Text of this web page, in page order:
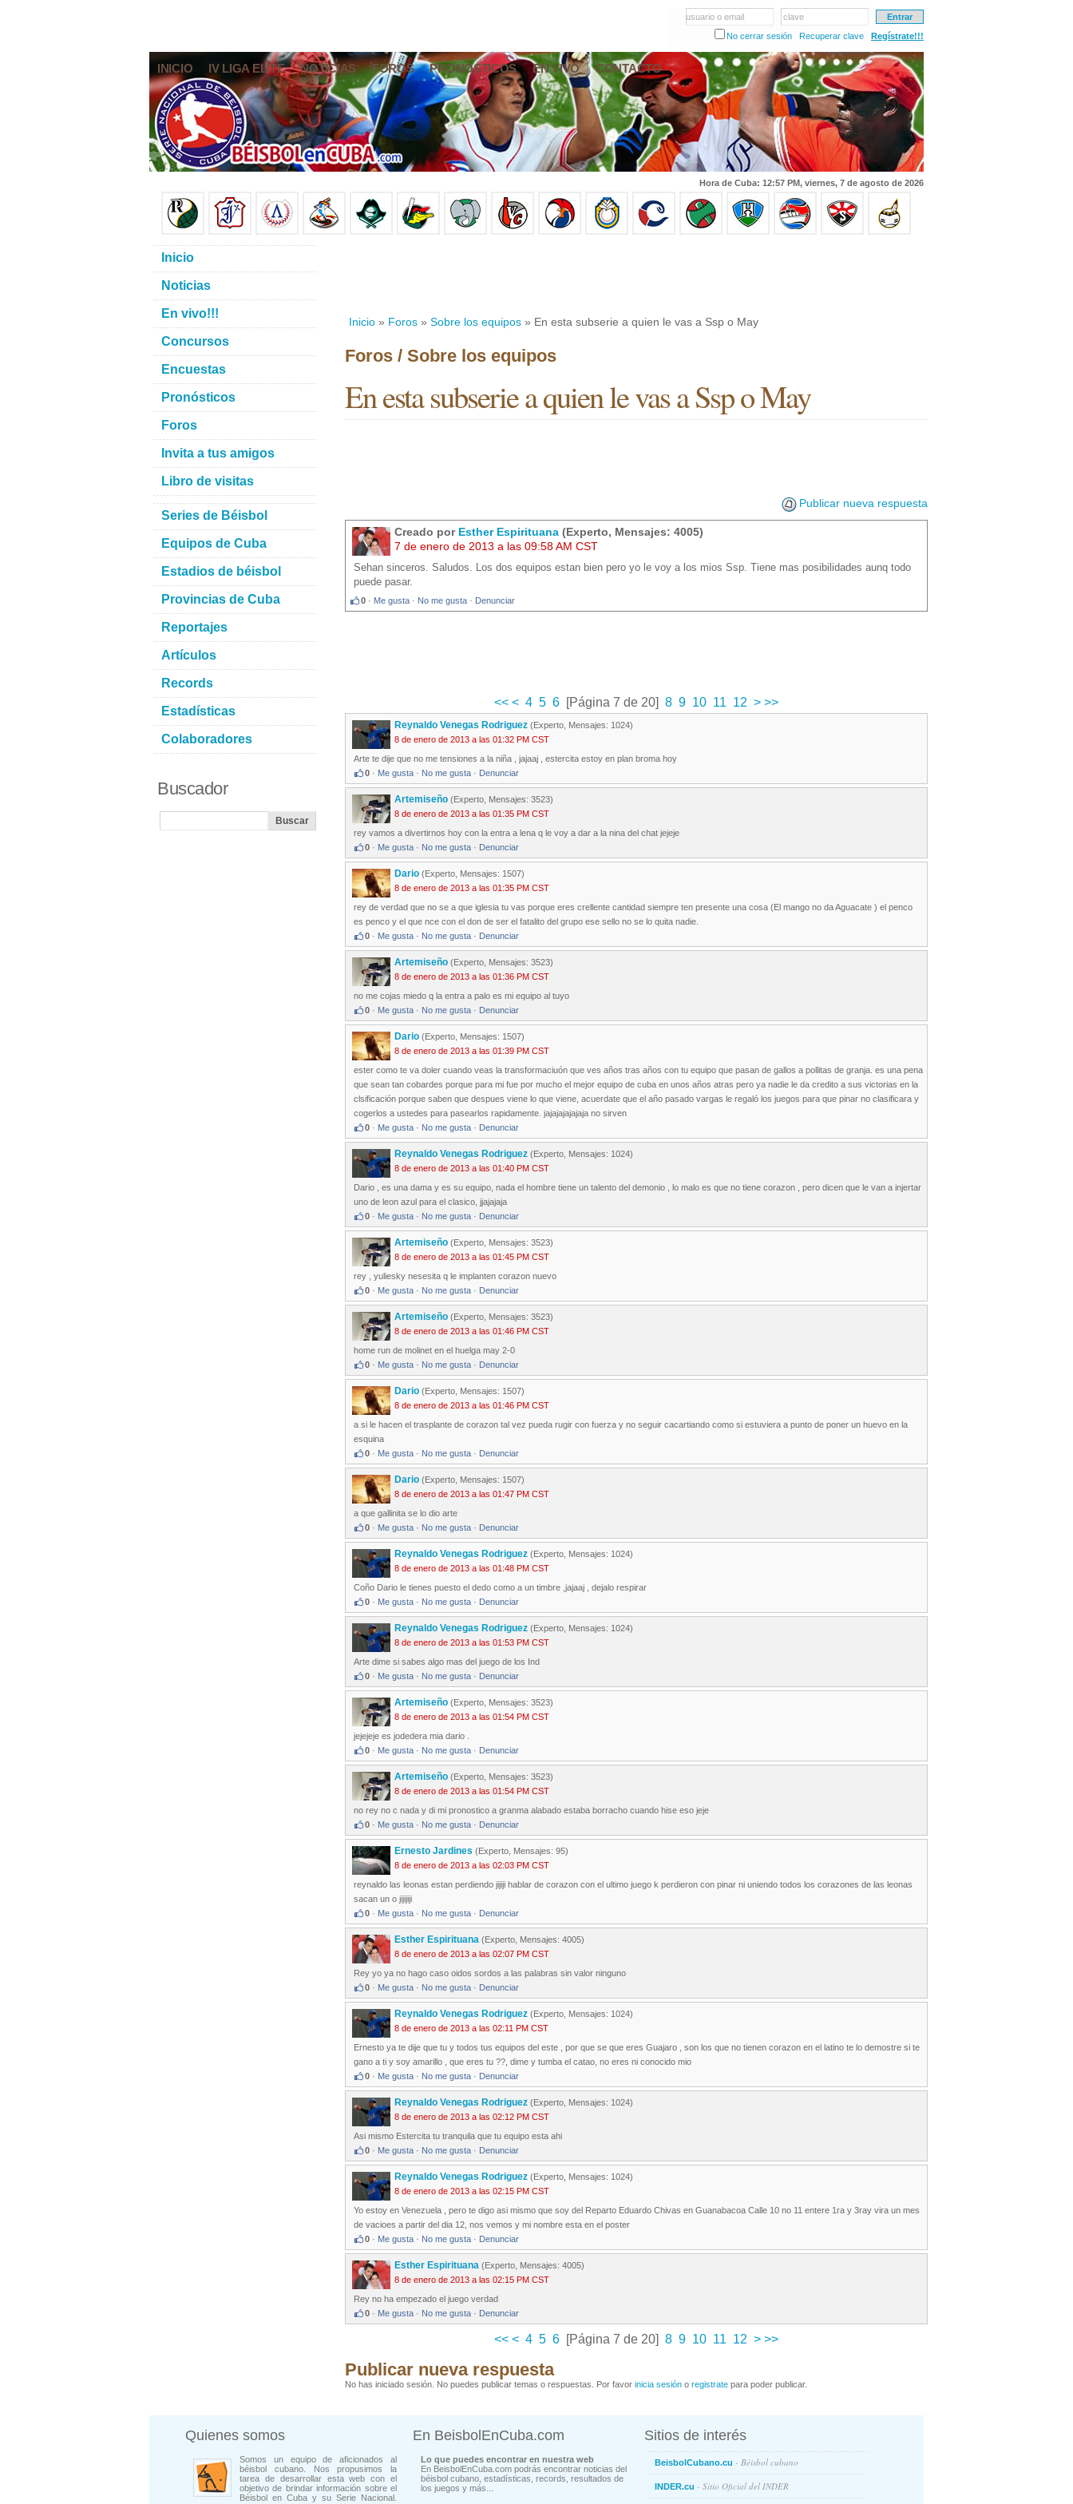
usuario o email
clave
No cerrar sesión
Recuperar clave Regístrate!!!
INICIO IV LIGA ELITE NOTICIAS FOROS PRONÓSTICOS EN VIVO CONTACTO
Hora de Cuba: 12:57 PM, viernes, 7 de agosto de 2026
Inicio » Foros » Sobre los equipos » En esta subserie a quien le vas a Ssp o May
Foros / Sobre los equipos
En esta subserie a quien le vas a Ssp o May
Publicar nueva respuesta
Creado por Esther Espirituana (Experto, Mensajes: 4005)
7 de enero de 2013 a las 09:58 AM CST
Sehan sinceros. Saludos. Los dos equipos estan bien pero yo le voy a los mios Ssp. Tiene mas posibilidades aunq todo
puede pasar.
0 · Me gusta · No me gusta · Denunciar
<< < 4 5 6 [Página 7 de 20] 8 9 10 11 12 > >>
Reynaldo Venegas Rodriguez (Experto, Mensajes: 1024)
8 de enero de 2013 a las 01:32 PM CST
Arte te dije que no me tensiones a la niña , jajaaj , estercita estoy en plan broma hoy
0 · Me gusta · No me gusta · Denunciar
Artemiseño (Experto, Mensajes: 3523)
8 de enero de 2013 a las 01:35 PM CST
rey vamos a divertirnos hoy con la entra a lena q le voy a dar a la nina del chat jejeje
0 · Me gusta · No me gusta · Denunciar
Dario (Experto, Mensajes: 1507)
8 de enero de 2013 a las 01:35 PM CST
rey de verdad que no se a que iglesia tu vas porque eres crellente cantidad siempre ten presente una cosa (El mango no da Aguacate ) el penco
es penco y el que nce con el don de ser el fatalito del grupo ese sello no se lo quita nadie.
0 · Me gusta · No me gusta · Denunciar
Artemiseño (Experto, Mensajes: 3523)
8 de enero de 2013 a las 01:36 PM CST
no me cojas miedo q la entra a palo es mi equipo al tuyo
0 · Me gusta · No me gusta · Denunciar
Dario (Experto, Mensajes: 1507)
8 de enero de 2013 a las 01:39 PM CST
ester como te va doler cuando veas la transformaciuón que ves años tras años con tu equipo que pasan de gallos a pollitas de granja. es una pena
que sean tan cobardes porque para mi fue por mucho el mejor equipo de cuba en unos años atras pero ya nadie le da credito a sus victorias en la
clsificación porque saben que despues viene lo que viene, acuerdate que el año pasado vargas le regaló los juegos para que pinar no clasificara y
cogerlos a ustedes para pasearlos rapidamente. jajajajajajaja no sirven
0 · Me gusta · No me gusta · Denunciar
Reynaldo Venegas Rodriguez (Experto, Mensajes: 1024)
8 de enero de 2013 a las 01:40 PM CST
Dario , es una dama y es su equipo, nada el hombre tiene un talento del demonio , lo malo es que no tiene corazon , pero dicen que le van a injertar
uno de leon azul para el clasico, jjajajaja
0 · Me gusta · No me gusta · Denunciar
Artemiseño (Experto, Mensajes: 3523)
8 de enero de 2013 a las 01:45 PM CST
rey , yuliesky nesesita q le implanten corazon nuevo
0 · Me gusta · No me gusta · Denunciar
Artemiseño (Experto, Mensajes: 3523)
8 de enero de 2013 a las 01:46 PM CST
home run de molinet en el huelga may 2-0
0 · Me gusta · No me gusta · Denunciar
Dario (Experto, Mensajes: 1507)
8 de enero de 2013 a las 01:46 PM CST
a si le hacen el trasplante de corazon tal vez pueda rugir con fuerza y no seguir cacartiando como si estuviera a punto de poner un huevo en la
esquina
0 · Me gusta · No me gusta · Denunciar
Dario (Experto, Mensajes: 1507)
8 de enero de 2013 a las 01:47 PM CST
a que gallinita se lo dio arte
0 · Me gusta · No me gusta · Denunciar
Reynaldo Venegas Rodriguez (Experto, Mensajes: 1024)
8 de enero de 2013 a las 01:48 PM CST
Coño Dario le tienes puesto el dedo como a un timbre ,jajaaj , dejalo respirar
0 · Me gusta · No me gusta · Denunciar
Reynaldo Venegas Rodriguez (Experto, Mensajes: 1024)
8 de enero de 2013 a las 01:53 PM CST
Arte dime si sabes algo mas del juego de los Ind
0 · Me gusta · No me gusta · Denunciar
Artemiseño (Experto, Mensajes: 3523)
8 de enero de 2013 a las 01:54 PM CST
jejejeje es jodedera mia dario .
0 · Me gusta · No me gusta · Denunciar
Artemiseño (Experto, Mensajes: 3523)
8 de enero de 2013 a las 01:54 PM CST
no rey no c nada y di mi pronostico a granma alabado estaba borracho cuando hise eso jeje
0 · Me gusta · No me gusta · Denunciar
Ernesto Jardines (Experto, Mensajes: 95)
8 de enero de 2013 a las 02:03 PM CST
reynaldo las leonas estan perdiendo jijiji hablar de corazon con el ultimo juego k perdieron con pinar ni uniendo todos los corazones de las leonas
sacan un o jijijiji
0 · Me gusta · No me gusta · Denunciar
Esther Espirituana (Experto, Mensajes: 4005)
8 de enero de 2013 a las 02:07 PM CST
Rey yo ya no hago caso oidos sordos a las palabras sin valor ninguno
0 · Me gusta · No me gusta · Denunciar
Reynaldo Venegas Rodriguez (Experto, Mensajes: 1024)
8 de enero de 2013 a las 02:11 PM CST
Ernesto ya te dije que tu y todos tus equipos del este , por que se que eres Guajaro , son los que no tienen corazon en el latino te lo demostre si te
gano a ti y soy amarillo , que eres tu ??, dime y tumba el catao, no eres ni conocido mio
0 · Me gusta · No me gusta · Denunciar
Reynaldo Venegas Rodriguez (Experto, Mensajes: 1024)
8 de enero de 2013 a las 02:12 PM CST
Asi mismo Estercita tu tranquila que tu equipo esta ahi
0 · Me gusta · No me gusta · Denunciar
Reynaldo Venegas Rodriguez (Experto, Mensajes: 1024)
8 de enero de 2013 a las 02:15 PM CST
Yo estoy en Venezuela , pero te digo asi mismo que soy del Reparto Eduardo Chivas en Guanabacoa Calle 10 no 11 entere 1ra y 3ray vira un mes
de vacioes a partir del dia 12, nos vemos y mi nombre esta en el poster
0 · Me gusta · No me gusta · Denunciar
Esther Espirituana (Experto, Mensajes: 4005)
8 de enero de 2013 a las 02:15 PM CST
Rey no ha empezado el juego verdad
0 · Me gusta · No me gusta · Denunciar
<< < 4 5 6 [Página 7 de 20] 8 9 10 11 12 > >>
Publicar nueva respuesta
No has iniciado sesión. No puedes publicar temas o respuestas. Por favor inicia sesión o registrate para poder publicar.
Inicio
Noticias
En vivo!!!
Concursos
Encuestas
Pronósticos
Foros
Invita a tus amigos
Libro de visitas
Series de Béisbol
Equipos de Cuba
Estadios de béisbol
Provincias de Cuba
Reportajes
Artículos
Records
Estadísticas
Colaboradores
Buscador
Quienes somos
Somos un equipo de aficionados al
béisbol cubano. Nos propusimos la
tarea de desarrollar esta web con el
objetivo de brindar información sobre el
Béisbol en Cuba y su Serie Nacional.
En BeisbolEnCuba.com
Lo que puedes encontrar en nuestra web
En BeisbolEnCuba.com podrás encontrar noticias del
béisbol cubano, estadísticas, records, resultados de
los juegos y más...
Sitios de interés
BeisbolCubano.cu - Béisbol cubano
INDER.cu - Sitio Oficial del INDER